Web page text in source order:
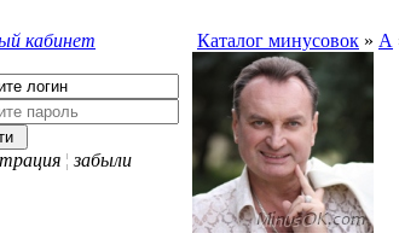
кабинет
¦ забыли
Каталог минусовок » А